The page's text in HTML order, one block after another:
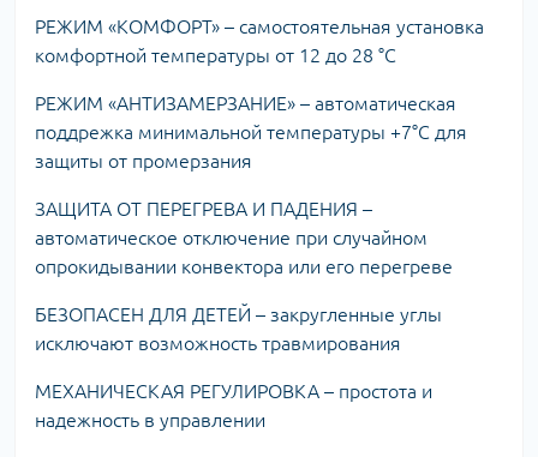
РЕЖИМ «КОМФОРТ» – самостоятельная установка
комфортной температуры от 12 до 28 °C
РЕЖИМ «АНТИЗАМЕРЗАНИЕ» – автоматическая
поддрежка минимальной температуры +7°С для
защиты от промерзания
ЗАЩИТА ОТ ПЕРЕГРЕВА И ПАДЕНИЯ –
автоматическое отключение при случайном
опрокидывании конвектора или его перегреве
БЕЗОПАСЕН ДЛЯ ДЕТЕЙ – закругленные углы
исключают возможность травмирования
МЕХАНИЧЕСКАЯ РЕГУЛИРОВКА – простота и
надежность в управлении